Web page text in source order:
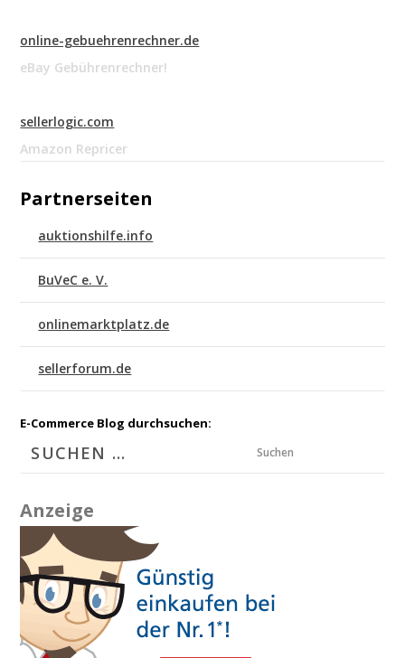
online-gebuehrenrechner.de
eBay Gebührenrechner!
sellerlogic.com
Amazon Repricer
Partnerseiten
auktionshilfe.info
BuVeC e. V.
onlinemarktplatz.de
sellerforum.de
E-Commerce Blog durchsuchen:
Suchen
Anzeige